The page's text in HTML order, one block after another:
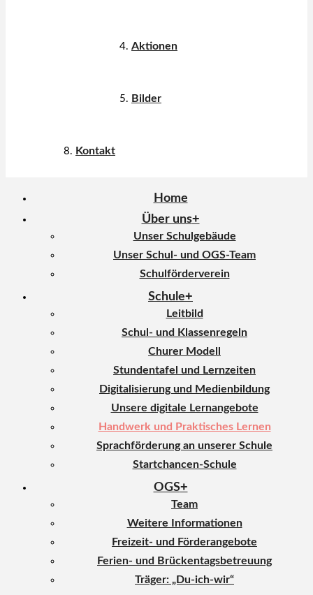
Aktionen
Bilder
Kontakt
Home
Über uns
Unser Schulgebäude
Unser Schul- und OGS-Team
Schulförderverein
Schule
Leitbild
Schul- und Klassenregeln
Churer Modell
Stundentafel und Lernzeiten
Digitalisierung und Medienbildung
Unsere digitale Lernangebote
Handwerk und Praktisches Lernen
Sprachförderung an unserer Schule
Startchancen-Schule
OGS
Team
Weitere Informationen
Freizeit- und Förderangebote
Ferien- und Brückentagsbetreuung
Träger: „Du-ich-wir“